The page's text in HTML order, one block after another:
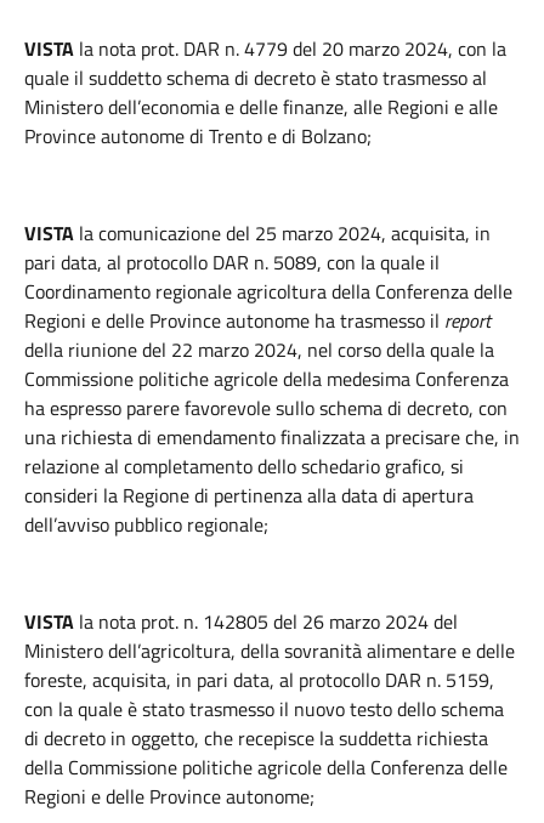
VISTA la nota prot. DAR n. 4779 del 20 marzo 2024, con la
quale il suddetto schema di decreto è stato trasmesso al
Ministero dell’economia e delle finanze, alle Regioni e alle
Province autonome di Trento e di Bolzano;
VISTA la comunicazione del 25 marzo 2024, acquisita, in
pari data, al protocollo DAR n. 5089, con la quale il
Coordinamento regionale agricoltura della Conferenza delle
Regioni e delle Province autonome ha trasmesso il report
della riunione del 22 marzo 2024, nel corso della quale la
Commissione politiche agricole della medesima Conferenza
ha espresso parere favorevole sullo schema di decreto, con
una richiesta di emendamento finalizzata a precisare che, in
relazione al completamento dello schedario grafico, si
consideri la Regione di pertinenza alla data di apertura
dell’avviso pubblico regionale;
VISTA la nota prot. n. 142805 del 26 marzo 2024 del
Ministero dell’agricoltura, della sovranità alimentare e delle
foreste, acquisita, in pari data, al protocollo DAR n. 5159,
con la quale è stato trasmesso il nuovo testo dello schema
di decreto in oggetto, che recepisce la suddetta richiesta
della Commissione politiche agricole della Conferenza delle
Regioni e delle Province autonome;